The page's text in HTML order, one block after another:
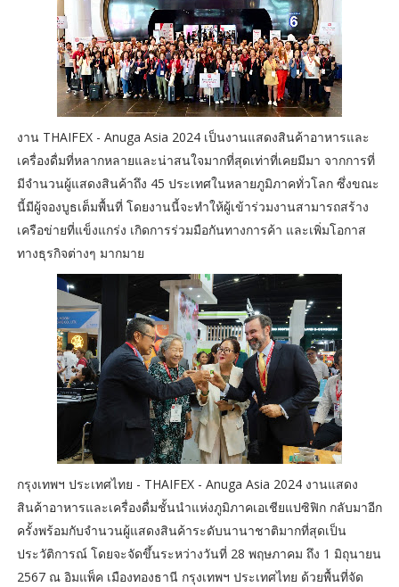
งาน THAIFEX - Anuga Asia 2024 เป็นงานแสดงสินค้าอาหารและ
เครื่องดื่มที่หลากหลายและน่าสนใจมากที่สุดเท่าที่เคยมีมา จากการที่
มีจำนวนผู้แสดงสินค้าถึง 45 ประเทศในหลายภูมิภาคทั่วโลก ซึ่งขณะ
นี้มีผู้จองบูธเต็มพื้นที่ โดยงานนี้จะทำให้ผู้เข้าร่วมงานสามารถสร้าง
เครือข่ายที่แข็งแกร่ง เกิดการร่วมมือกันทางการค้า และเพิ่มโอกาส
ทางธุรกิจต่างๆ มากมาย
กรุงเทพฯ ประเทศไทย - THAIFEX - Anuga Asia 2024 งานแสดง
สินค้าอาหารและเครื่องดื่มชั้นนำแห่งภูมิภาคเอเชียแปซิฟิก กลับมาอีก
ครั้งพร้อมกับจำนวนผู้แสดงสินค้าระดับนานาชาติมากที่สุดเป็น
ประวัติการณ์ โดยจะจัดขึ้นระหว่างวันที่ 28 พฤษภาคม ถึง 1 มิถุนายน
2567 ณ อิมแพ็ค เมืองทองธานี กรุงเทพฯ ประเทศไทย ด้วยพื้นที่จัด